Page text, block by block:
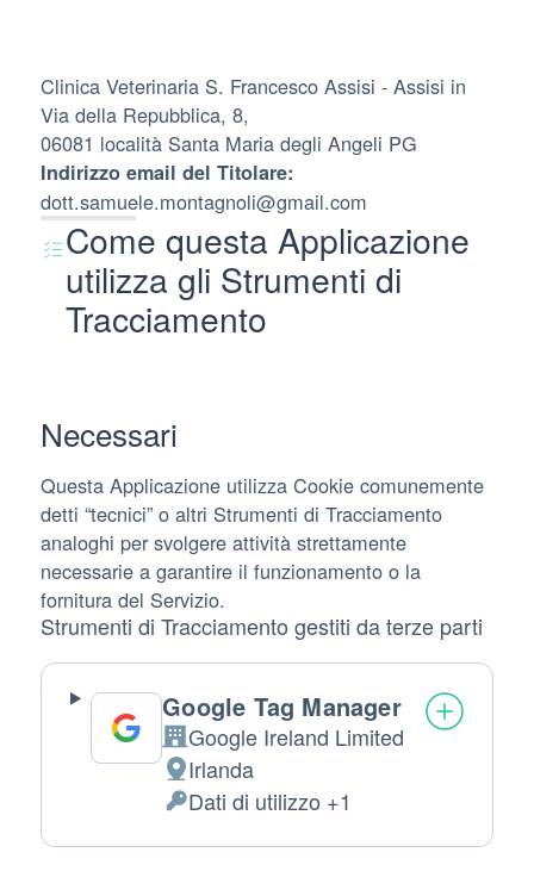
Clinica Veterinaria S. Francesco Assisi - Assisi in
Via della Repubblica, 8,
06081 località Santa Maria degli Angeli PG
Indirizzo email del Titolare:
dott.samuele.montagnoli@gmail.com
Come questa Applicazione
utilizza gli Strumenti di
Tracciamento
Necessari
Questa Applicazione utilizza Cookie comunemente
detti “tecnici” o altri Strumenti di Tracciamento
analoghi per svolgere attività strettamente
necessarie a garantire il funzionamento o la
fornitura del Servizio.
Strumenti di Tracciamento gestiti da terze parti
Google Tag Manager
Azienda:
Google Ireland Limited
Luogo
del
trattamento:
Irlanda
Dati
Personali
Dati di utilizzo +1